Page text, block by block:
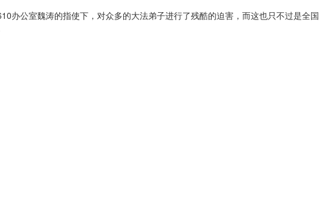
办公室魏涛的指使下，对众多的大法弟子进行了残酷的迫害，而这也只不过是全国